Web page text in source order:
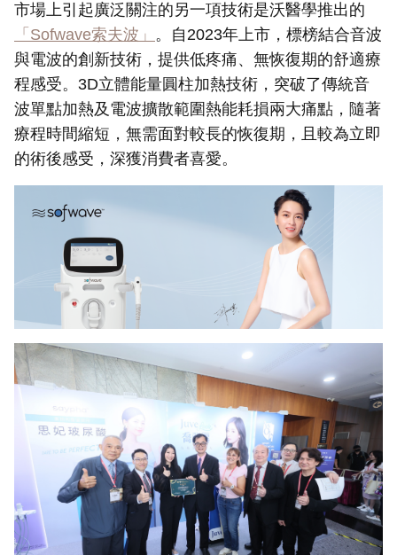
市場上引起廣泛關注的另一項技術是沃醫學推出的
「Sofwave索夫波」 。自2023年上市，標榜結合音波
與電波的創新技術，提供低疼痛、無恢復期的舒適療
程感受。3D立體能量圓柱加熱技術，突破了傳統音
波單點加熱及電波擴散範圍熱能耗損兩大痛點，隨著
療程時間縮短，無需面對較長的恢復期，且較為立即
的術後感受，深獲消費者喜愛。